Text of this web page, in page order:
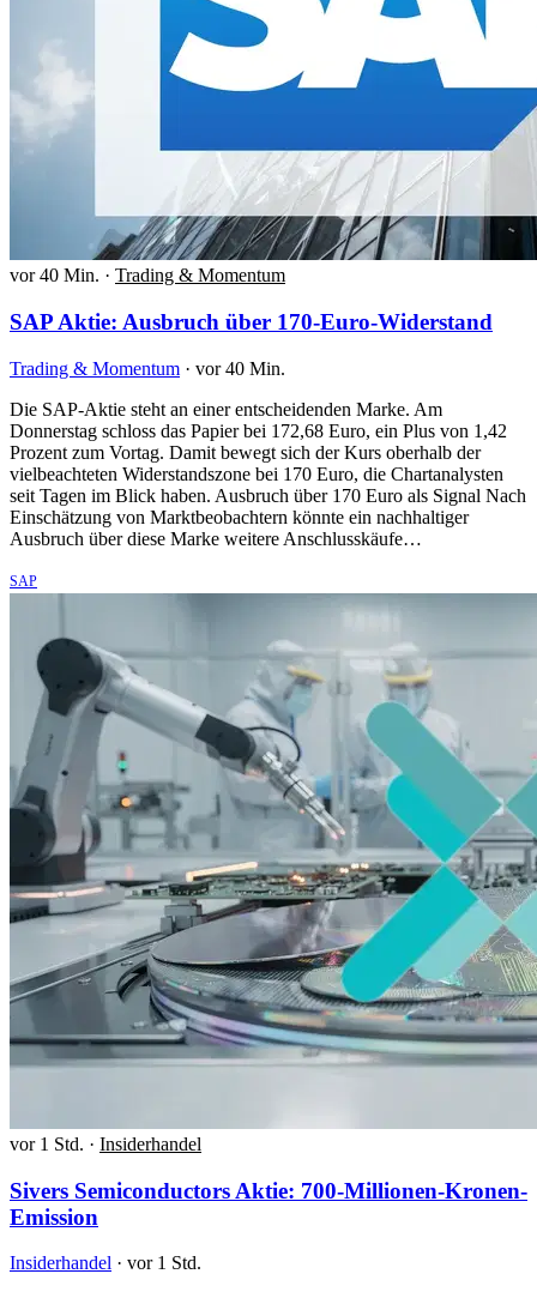
vor 40 Min. · Trading & Momentum
SAP Aktie: Ausbruch über 170-Euro-Widerstand
Trading & Momentum · vor 40 Min.
Die SAP-Aktie steht an einer entscheidenden Marke. Am
Donnerstag schloss das Papier bei 172,68 Euro, ein Plus von 1,42
Prozent zum Vortag. Damit bewegt sich der Kurs oberhalb der
vielbeachteten Widerstandszone bei 170 Euro, die Chartanalysten
seit Tagen im Blick haben. Ausbruch über 170 Euro als Signal Nach
Einschätzung von Marktbeobachtern könnte ein nachhaltiger
Ausbruch über diese Marke weitere Anschlusskäufe…
SAP
vor 1 Std. · Insiderhandel
Sivers Semiconductors Aktie: 700-Millionen-Kronen-
Emission
Insiderhandel · vor 1 Std.